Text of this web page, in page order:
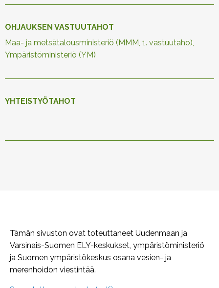
OHJAUKSEN VASTUUTAHOT
Maa- ja metsätalousministeriö (MMM, 1. vastuutaho),
Ympäristöministeriö (YM)
YHTEISTYÖTAHOT
Tämän sivuston ovat toteuttaneet Uudenmaan ja
Varsinais-Suomen ELY-keskukset, ympäristöministeriö
ja Suomen ympäristökeskus osana vesien- ja
merenhoidon viestintää.